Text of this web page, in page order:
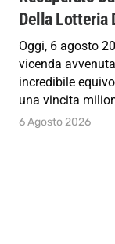
Della Lotteria
Oggi, 6 agosto
vicenda
incredibile
una vincita
6 Agosto 2026